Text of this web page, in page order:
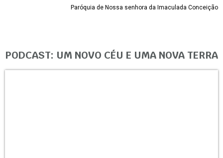
Paróquia de Nossa senhora da Imaculada Conceição
PODCAST: UM NOVO CÉU E UMA NOVA TERRA